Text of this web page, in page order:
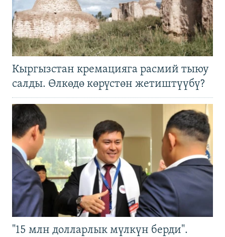
Кыргызстан кремацияга расмий тыюу
салды. Өлкөдө көрүстөн жетиштүүбү?
"15 млн долларлык мүлкүн берди".